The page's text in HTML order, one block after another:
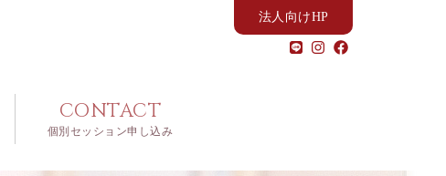
法人向けHP
CONTACT
個別セッション申し込み